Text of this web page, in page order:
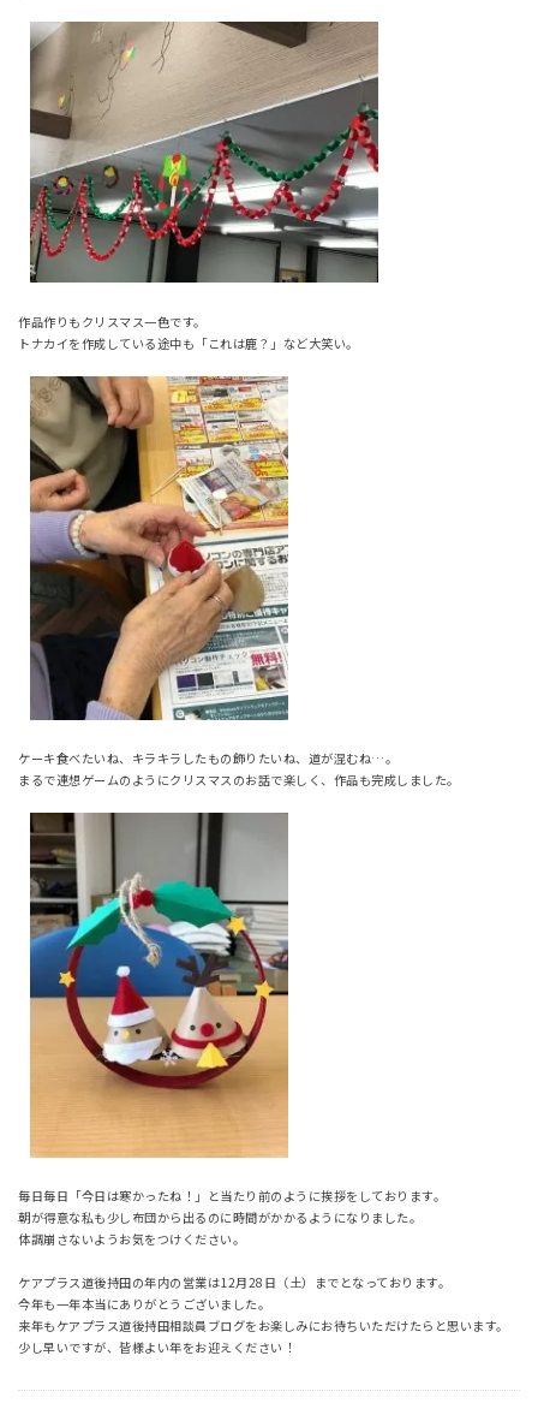
作品作りもクリスマス一色です。
トナカイを作成している途中も「これは鹿？」など大笑い。
ケーキ食べたいね、キラキラしたもの飾りたいね、道が混むね…。
まるで連想ゲームのようにクリスマスのお話で楽しく、作品も完成しました。
毎日毎日「今日は寒かったね！」と当たり前のように挨拶をしております。
朝が得意な私も少し布団から出るのに時間がかかるようになりました。
体調崩さないようお気をつけください。
ケアプラス道後持田の年内の営業は12月28 日（土）までとなっております。
今年も一年本当にありがとうございました。
来年もケアプラス道後持田相談員ブログをお楽しみにお待ちいただけたらと思います。
少し早いですが、皆様よい年をお迎えください！